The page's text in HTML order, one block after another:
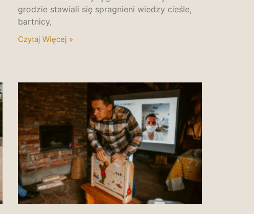
grodzie stawiali się spragnieni wiedzy cieśle,
bartnicy,
Czytaj Więcej »